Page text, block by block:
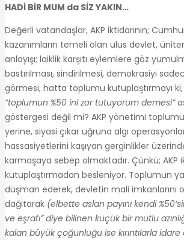
HADİ BİR MUM da SİZ YAKIN…
Değerli vatandaşlar, AKP iktidarının;
kazanımların temeli olan ulus devlet, üniter
anlayışı; laiklik karşıtı eylemlere göz
bastırılması, sindirilmesi, demokrasiyi
görmesi, hatta toplumu kutuplaştırmayı ki,
“toplumun %50 ini zor tutuyorum demesi”
göstergesi değil mi? AKP yönetimi
yerine, siyasi çıkar uğruna algı
hassasiyetlerini kaşıyan gerginlikler
karmaşaya sebep olmaktadır. Çünkü; AKP
kutuplaştırmadan besleniyor. Toplumun
düşman ederek, devletin mali imkanlarını o
dağıtarak (elbette aslan payını kendi
ve eşrafı” diye bilinen küçük bir mutlu
kalan büyük çoğunluğu ise kırıntılarla